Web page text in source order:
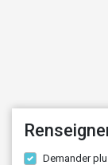
Demander